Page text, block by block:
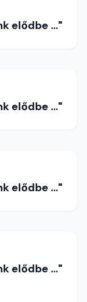
elődbe ..."
elődbe ..."
elődbe ..."
elődbe ..."